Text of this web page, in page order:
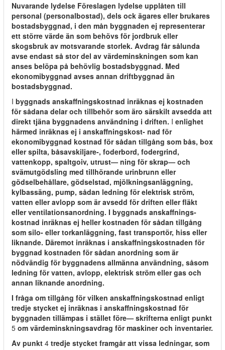
Nuvarande lydelse Föreslagen lydelse upplåten till
personal (personalbostad), dels ock ägares eller brukares
bostadsbyggnad, i den mån byggnaden ej representerar
ett större värde än som behövs för jordbruk eller
skogsbruk av motsvarande storlek. Avdrag får sålunda
avse endast så stor del av värdeminskningen som kan
anses belöpa på behövlig bostadsbyggnad. Med
ekonomibyggnad avses annan driftbyggnad än
bostadsbyggnad.
I byggnads anskaffningskostnad inräknas ej kostnaden
för sådana delar och tillbehör som äro särskilt avsedda att
direkt tjäna byggnadens användning i driften. I enlighet
härmed inräknas ej i anskaffningskost- nad för
ekonomibyggnad kostnad för sådan tillgång som bås, box
eller spilta, båsavskiljare-, foderbord, fodergrind,
vattenkopp, spaltgoiv, utrust— ning för skrap— och
svämutgödsling med tillhörande urinbrunn eller
gödselbehållare, gödselstad, mjölkningsanläggning,
kylbassäng, pump, sådan ledning för elektrisk ström,
vatten eller avlopp som är avsedd för driften eller fläkt
eller ventilationsanordning. I byggnads anskaffnings-
kostnad inräknas ej heller kostnaden för sådan tillgång
som silo- eller torkanläggning, fast transportör, hiss eller
liknande. Däremot inräknas i anskaffningskostnaden för
byggnad kostnaden för sådan anordning som är
nödvändig för byggnadens allmänna användning, såsom
ledning för vatten, avlopp, elektrisk ström eller gas och
annan liknande anordning.
I fråga om tillgång för vilken anskaffningskostnad enligt
tredje stycket ej inräknas i anskaffningskostnad för
byggnaden tillämpas i stället före— skrifterna enligt punkt
5 om värdeminskningsavdrag för maskiner och inventarier.
Av punkt 4 tredje stycket framgår att vissa ledningar, som